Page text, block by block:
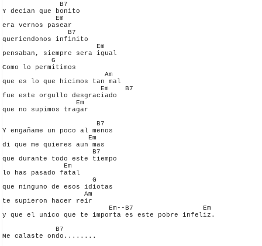
              B7
Y decian que bonito
             Em
era vernos pasear
                B7
queriendonos infinito
                       Em
pensaban, siempre sera igual
            G
Como lo permitimos
                         Am
que es lo que hicimos tan mal
                        Em    B7
fue este orgullo desgraciado
                  Em
que no supimos tragar
                       B7
Y engañame un poco al menos
                     Em
di que me quieres aun mas
                      B7
que durante todo este tiempo
               Em
lo has pasado fatal
                      G
que ninguno de esos idiotas
                    Am
te supieron hacer reir
                          Em--B7                 Em
y que el unico que te importa es este pobre infeliz.
             B7
Me calaste ondo........